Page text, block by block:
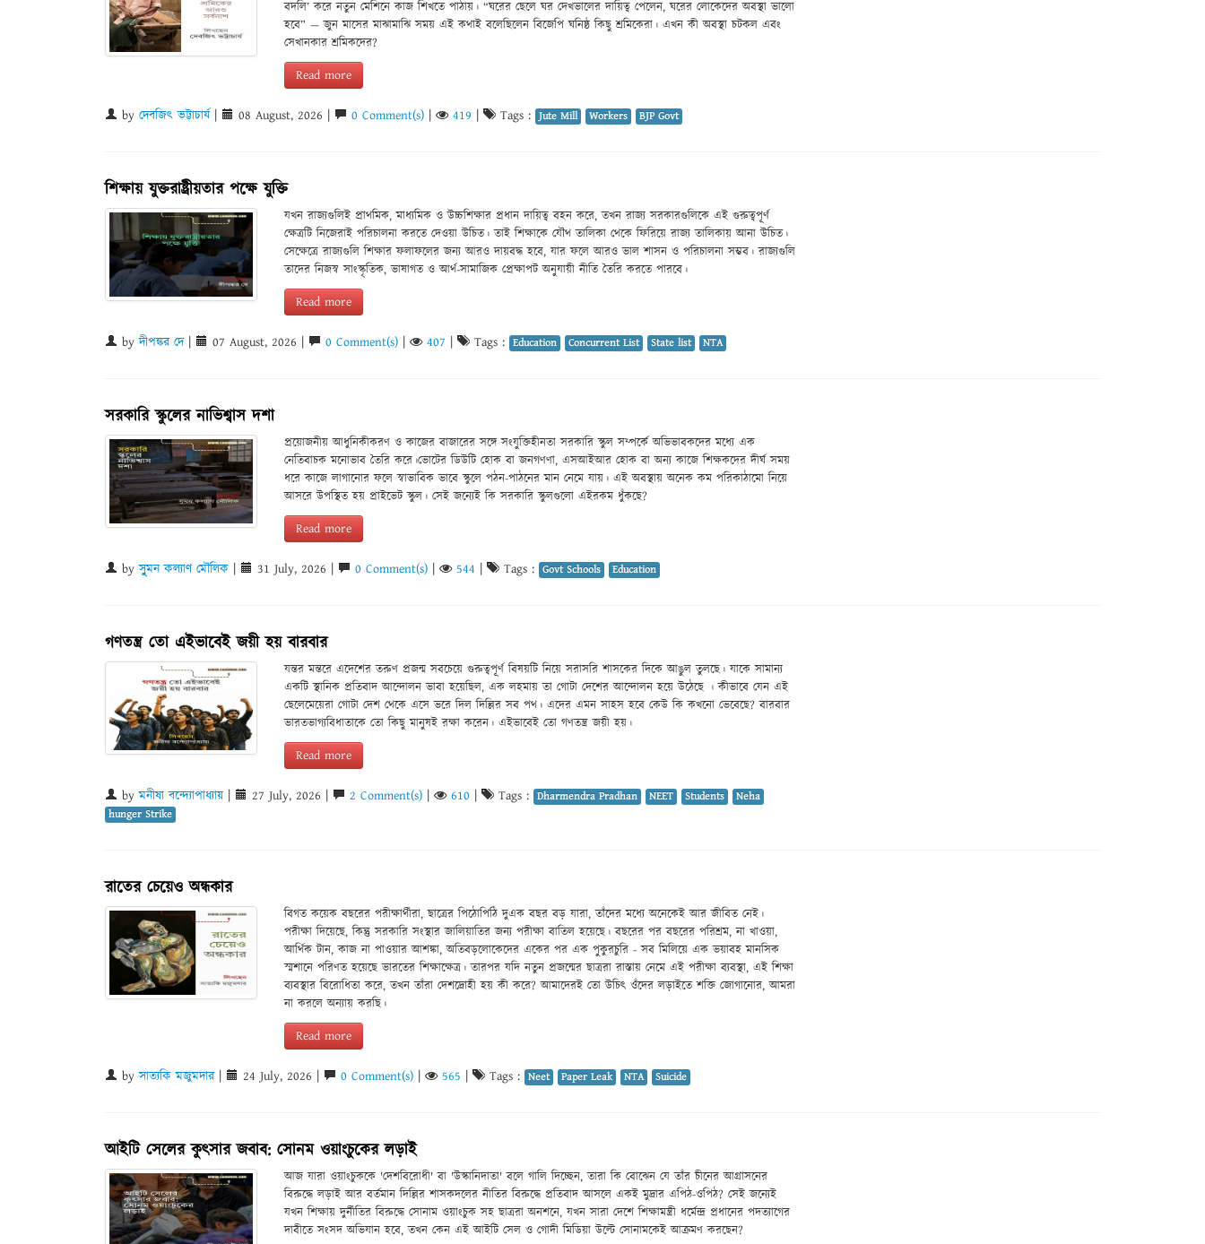
বদলি’ করে নতুন মেশিনে কাজ শিখতে পাঠায়। “ঘরের ছেলে ঘর দেখভালের দায়িত্ব পেলেন, ঘরের লোকেদের অবস্থা ভালো
হবে” — জুন মাসের মাঝামাঝি সময় এই কথাই বলেছিলেন বিজেপি ঘনিষ্ঠ কিছু শ্রমিকেরা। এখন কী অবস্থা চটকল এবং
সেখানকার শ্রমিকদের?
Read more
by দেবজিৎ ভট্টাচার্য 08 August, 2026 | 0 Comment(s) 419 Tags : Jute Mill Workers BJP Govt
শিক্ষায় যুক্তরাষ্ট্রীয়তার পক্ষে যুক্তি
যখন রাজ্যগুলিই প্রাথমিক, মাধ্যমিক ও উচ্চশিক্ষার প্রধান দায়িত্ব বহন করে, তখন রাজ্য সরকারগুলিকে এই গুরুত্বপূর্ণ
ক্ষেত্রটি নিজেরাই পরিচালনা করতে দেওয়া উচিত। তাই শিক্ষাকে যৌথ তালিকা থেকে ফিরিয়ে রাজ্য তালিকায় আনা উচিত।
সেক্ষেত্রে রাজ্যগুলি শিক্ষার ফলাফলের জন্য আরও দায়বদ্ধ হবে, যার ফলে আরও ভাল শাসন ও পরিচালনা সম্ভব। রাজ্যগুলি
তাদের নিজস্ব সাংস্কৃতিক, ভাষাগত ও আর্থ-সামাজিক প্রেক্ষাপট অনুযায়ী নীতি তৈরি করতে পারবে।
Read more
byদীপঙ্কর দে| 07 August, 2026 | 0 Comment(s) 407 Tags : Education Concurrent List State list NTA
সরকারি স্কুলের নাভিশ্বাস দশা
প্রয়োজনীয় আধুনিকীকরণ ও কাজের বাজারের সঙ্গে সংযুক্তিহীনতা সরকারি স্কুল সম্পর্কে অভিভাবকদের মধ্যে এক
নেতিবাচক মনোভাব তৈরি করে।ভোটের ডিউটি হোক বা জনগণণা, এসআইআর হোক বা অন্য কাজে শিক্ষকদের দীর্ঘ সময়
ধরে কাজে লাগানোর ফলে স্বাভাবিক ভাবে স্কুলে পঠন-পাঠনের মান নেমে যায়। এই অবস্থায় অনেক কম পরিকাঠামো নিয়ে
আসরে উপস্থিত হয় প্রাইভেট স্কুল। সেই জন্যেই কি সরকারি স্কুলগুলো এইরকম ধুঁকছে?
Read more
byসুৃমন কল্যাণ মৌলিক 31 July, 2026 | 0 Comment(s) 544 Tags : Govt Schools Education
গণতন্ত্র তো এইভাবেই জয়ী হয় বারবার
যন্তর মন্তরে এদেশের তরুণ প্রজন্ম সবচেয়ে গুরুত্বপূর্ণ বিষয়টি নিয়ে সরাসরি শাসকের দিকে আঙুল তুলছে। যাকে সামান্য
একটি স্থানিক প্রতিবাদ আন্দোলন ভাবা হয়েছিল, এক লহমায় তা গোটা দেশের আন্দোলন হয়ে উঠেছে । কীভাবে যেন এই
ছেলেমেয়েরা গোটা দেশ থেকে এসে ভরে দিল দিল্লির সব পথ। এদের এমন সাহস হবে কেউ কি কখনো ভেবেছে? বারবার
ভারতভাগ্যবিধাতাকে তো কিছু মানুষই রক্ষা করেন। এইভাবেই তো গণতন্ত্র জয়ী হয়।
Read more
byমনীষা বন্দ্যোপাধ্যায় 27 July, 2026 | 2 Comment(s) 610 Tags : Dharmendra Pradhan NEET Students
Neha
hunger Strike
রাতের চেয়েও অন্ধকার
বিগত কয়েক বছরের পরীক্ষার্থীরা, ছাত্রের পিঠোপিঠি দুএক বছর বড় যারা, তাঁদের মধ্যে অনেকেই আর জীবিত নেই।
পরীক্ষা দিয়েছে, কিন্তু সরকারি সংস্থার জালিয়াতির জন্য পরীক্ষা বাতিল হয়েছে। বছরের পর বছরের পরিশ্রম, না খাওয়া,
আর্থিক টান, কাজ না পাওয়ার আশঙ্কা, অতিবড়লোকেদের একের পর এক পুকুরচুরি - সব মিলিয়ে এক ভয়াবহ মানসিক
স্মশানে পরিণত হয়েছে ভারতের শিক্ষাক্ষেত্র। তারপর যদি নতুন প্রজন্মের ছাত্ররা রাস্তায় নেমে এই পরীক্ষা ব্যবস্থা, এই শিক্ষা
ব্যবস্থার বিরোধিতা করে, তখন তাঁরা দেশদ্রোহী হয় কী করে? আমাদেরই তো উচিৎ ওঁদের লড়াইতে শক্তি জোগানোর, আমরা
না করলে অন্যায় করছি।
Read more
byসাত্যকি মজুমদার| 24 July, 2026 | 0 Comment(s) 565 Tags : Neet Paper Leak NTA Suicide
আইটি সেলের কুৎসার জবাব: সোনম ওয়াংচুকের লড়াই
আজ যারা ওয়াংচুককে 'দেশবিরোধী' বা 'উস্কানিদাতা' বলে গালি দিচ্ছেন, তারা কি বোঝেন যে তাঁর চীনের আগ্রাসনের
বিরুদ্ধে লড়াই আর বর্তমান দিল্লির শাসকদলের নীতির বিরুদ্ধে প্রতিবাদ আসলে একই মুদ্রার এপিঠ-ওপিঠ? সেই জন্যেই
যখন শিক্ষায় দুর্নীতির বিরুদ্ধে সোনাম ওয়াংচুক সহ ছাত্ররা অনশনে, যখন সারা দেশে শিক্ষামন্ত্রী ধর্মেন্দ্র প্রধানের পদত্যাগের
দাবীতে সংসদ অভিযান হবে, তখন কেন এই আইটি সেল ও গোদী মিডিয়া উল্টে সোনামকেই আক্রমণ করছেন?